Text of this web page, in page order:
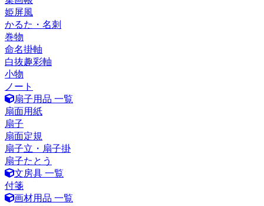
姫屏風
かるた・名刺
巻物
命名掛軸
白抜趣彩軸
小物
ノート
扇子用品 一覧
扇面用紙
扇子
扇面定規
扇子立・扇子掛
扇子たとう
文房具 一覧
付箋
画材用品 一覧